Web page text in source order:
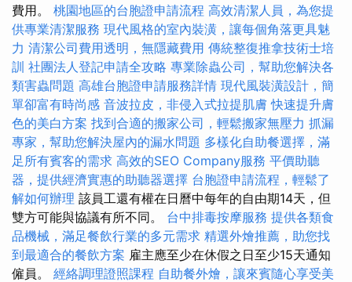
費用。 桃園地區的台胞證申請流程 高效清潔人員，為您提
供專業清潔服務 現代風格的室內裝潢，讓每個角落更具魅
力 清潔公司費用透明，無隱藏費用 傳統整復推拿技術士培
訓 社團法人登記申請全攻略 專業除蟲公司，幫助您解決各
類害蟲問題 高雄台胞證申請服務詳情 現代風裝潢設計，簡
單卻富有時尚感 音波拉皮，非侵入式拉提肌膚 快速提升膚
色的美白方案 找到合適的搬家公司，輕鬆搬家無壓力 抓漏
專家，幫助您解決屋內的漏水問題 多樣化自助餐選擇，滿
足所有賓客的需求 高效的SEO Company服務 平價助聽
器，提供經濟實惠的助聽器選擇 台胞證申請流程，輕鬆了
解如何辦理 該員工還有權在日曆中每年的自由期14天，但
雙方可能與協議有所不同。 台中排毒按摩服務 提供各類食
品機械，滿足餐飲行業的多元需求 精選外燴推薦，助您找
到最適合的餐飲方案 雇主應至少在休假之日至少15天通知
僱員。 經絡調理證照課程 自助餐外燴，讓來賓隨心享受美